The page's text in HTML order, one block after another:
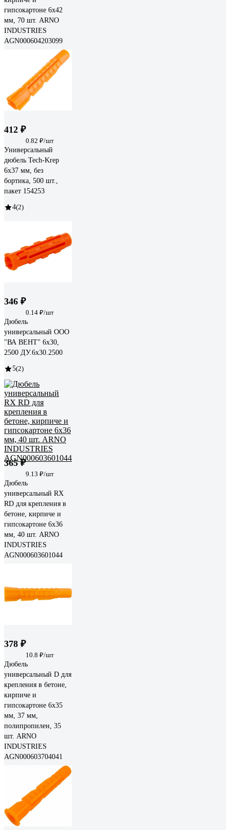
гипсокартоне 6х42
мм, 70 шт. ARNO
INDUSTRIES
AGN000604203099
412 ₽
0.82 ₽/шт
Универсальный
дюбель Tech-Krep
6x37 мм, без
бортика, 500 шт.,
пакет 154253
4(2)
346 ₽
0.14 ₽/шт
Дюбель
универсальный ООО
"ВА ВЕНТ" 6х30,
2500 ДУ.6х30.2500
5(2)
365 ₽
9.13 ₽/шт
Дюбель
универсальный RX
RD для крепления в
бетоне, кирпиче и
гипсокартоне 6х36
мм, 40 шт. ARNO
INDUSTRIES
AGN000603601044
378 ₽
10.8 ₽/шт
Дюбель
универсальный D для
крепления в бетоне,
кирпиче и
гипсокартоне 6х35
мм, 37 мм,
полипропилен, 35
шт. ARNO
INDUSTRIES
AGN000603704041